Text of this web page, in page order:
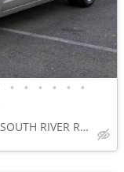
• • • • • •
OTF MOTORS - 1540 SOUTH RIVER ROAD